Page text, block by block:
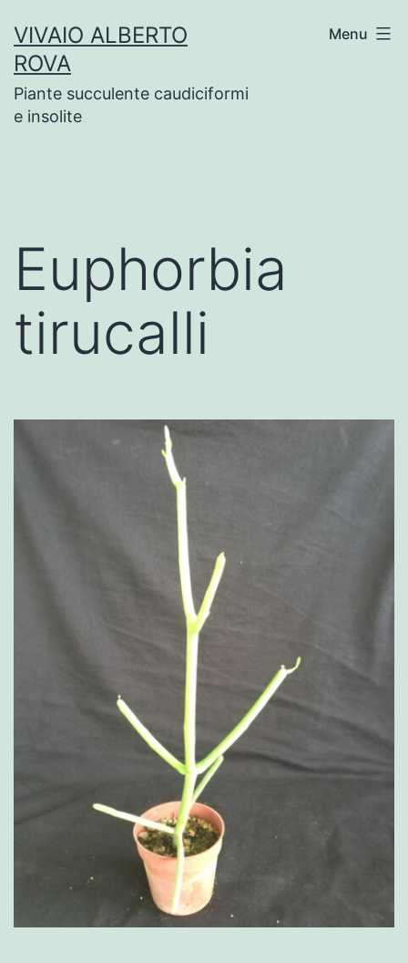
contenuto
VIVAIO ALBERTO
ROVA
Piante succulente caudiciformi
e insolite
Menu
Euphorbia
tirucalli